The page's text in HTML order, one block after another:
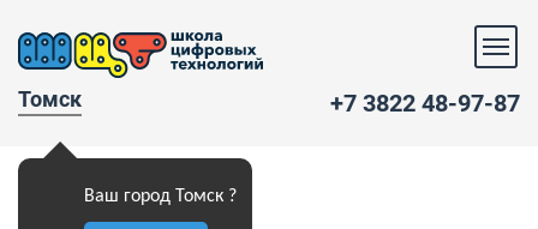
Томск
Ваш город Томск ?
+7 3822 48-97-87